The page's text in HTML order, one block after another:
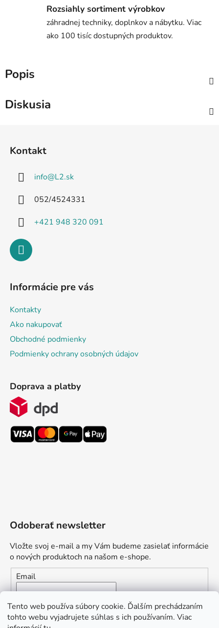
Tento web používa súbory cookie. Ďalším prechádzaním
tohto webu vyjadrujete súhlas s ich používaním. Viac
Rozsiahly sortiment výrobkov
záhradnej techniky, doplnkov a nábytku. Viac
ako 100 tisíc dostupných produktov.
Popis
Diskusia
Kontakt
info@L2.sk
052/4524331
+421 948 320 091
Informácie pre vás
Kontakty
Ako nakupovať
Obchodné podmienky
Podmienky ochrany osobných údajov
Doprava a platby
Odoberať newsletter
Vložte svoj e-mail a my Vám budeme zasielať informácie
o nových produktoch na našom e-shope.
Email
Vložením e-mailu súhlasíte s
podmienkami ochrany
osobných údajov